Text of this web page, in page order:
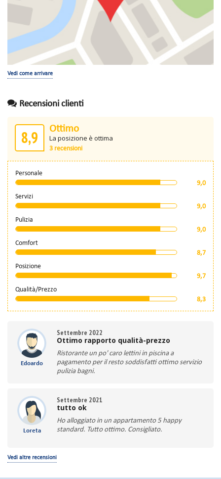
Vedi come arrivare
Recensioni clienti
8,9 Ottimo
La posizione è ottima
3 recensioni
Personale
9,0
Servizi
9,0
Pulizia
9,0
Comfort
8,7
Posizione
9,7
Qualità/Prezzo
8,3
Edoardo
Settembre 2022
Ottimo rapporto qualità-prezzo
Ristorante un po' caro lettini in piscina a
pagamento per il resto soddisfatti ottimo servizio
pulizia bagni.
Loreta
Settembre 2021
tutto ok
Ho alloggiato in un appartamento 5 happy
standard. Tutto ottimo. Consigliato.
Vedi altre recensioni